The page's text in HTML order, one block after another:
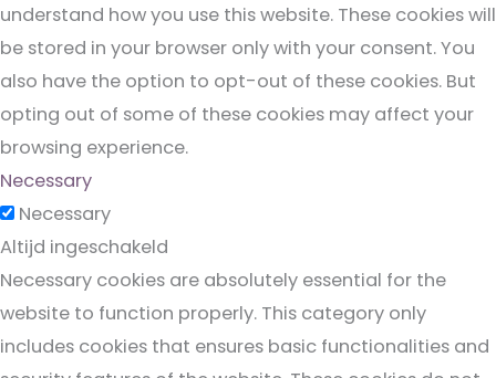
understand how you use this website. These cookies will
be stored in your browser only with your consent. You
also have the option to opt-out of these cookies. But
opting out of some of these cookies may affect your
browsing experience.
Necessary
Necessary
Altijd ingeschakeld
Necessary cookies are absolutely essential for the
website to function properly. This category only
includes cookies that ensures basic functionalities and